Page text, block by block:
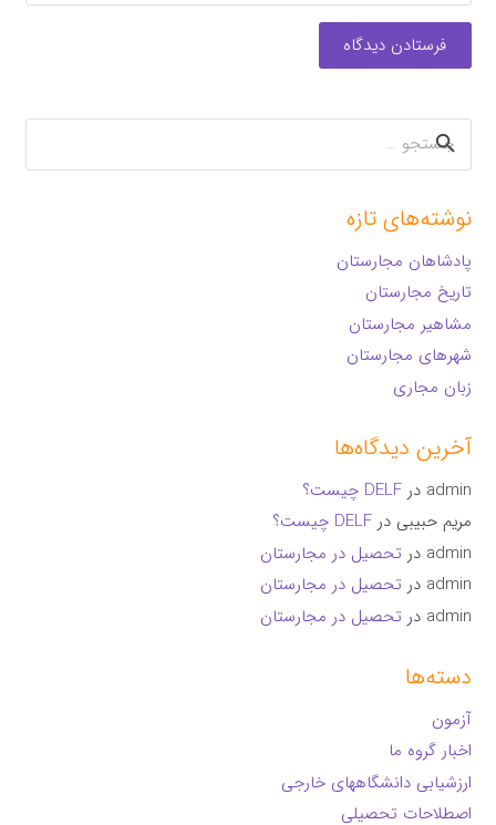
فرستادن دیدگاه
جستجو
برای:
نوشته‌های تازه
پادشاهان مجارستان
تاریخ مجارستان
مشاهیر مجارستان
شهرهای مجارستان
زبان مجاری
آخرین دیدگاه‌ها
admin درDELF چیست؟
مریم حبیبی درDELF چیست؟
admin در تحصیل در مجارستان
admin در تحصیل در مجارستان
admin در تحصیل در مجارستان
دسته‌ها
آزمون
اخبار گروه ما
ارزشیابی دانشگاههای خارجی
اصطلاحات تحصیلی